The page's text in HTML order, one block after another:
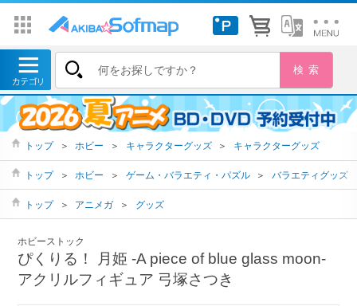
トップ ＞ ホビー ＞ キャラクターグッズ ＞ キャラクターグッズ
トップ ＞ ホビー ＞ ゲーム・バラエティ・パズル ＞ バラエティグッズ
トップ ＞ アニメガ ＞ グッズ
ホビーストック
ぴくりる！ 月姫 -A piece of blue glass moon-
アクリルフィギュア 弓塚さつき